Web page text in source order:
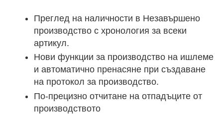
Преглед на наличности в Незавършено
производство с хронология за всеки
артикул.
Нови функции за производство на ишлеме
и автоматично пренасяне при създаване
на протокол за производство.
По-прецизно отчитане на отпадъците от
производството